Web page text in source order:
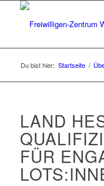
Du bist hier: Startseite /
LAND
FÜR